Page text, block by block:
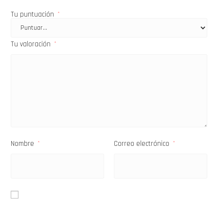
Tu puntuación *
Tu valoración *
Nombre * Correo electrónico *